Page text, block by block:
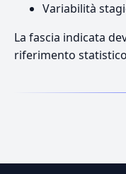
Variabilità
La fascia indicata
riferimento